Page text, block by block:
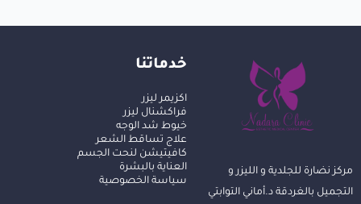
مركز نضارة للجلدية و الليزر و
التجميل بالغردقة د.أماني التوابتي
خدماتنا
اكزيمر ليزر
فراكشنال ليزر
خيوط شد الوجه
علاج تساقط الشعر
كافيتيشن لنحت الجسم
العناية بالبشرة
سياسة الخصوصية